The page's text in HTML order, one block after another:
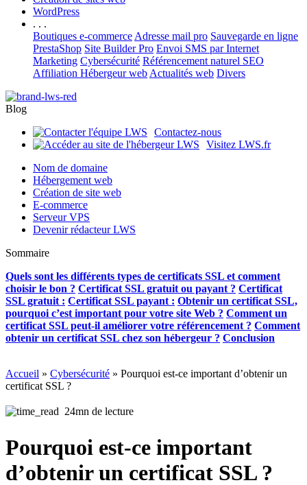
WordPress
. . .
Boutiques e-commerce Adresse mail pro Sauvegarde en ligne
PrestaShop Site Builder Pro Envoi SMS par Internet
Marketing Cybersécurité Référencement naturel SEO
Affiliation Hébergeur web Actualités web Divers
Blog
Contactez-nous
Visitez LWS.fr
Nom de domaine
Hébergement web
Création de site web
E-commerce
Serveur VPS
Devenir rédacteur LWS
Sommaire
Quels sont les différents types de certificats SSL et comment
choisir le bon ? Certificat SSL gratuit ou payant ? Certificat
SSL gratuit : Certificat SSL payant : Obtenir un certificat SSL,
pourquoi c’est important pour votre site Web ? Comment un
certificat SSL peut-il améliorer votre référencement ? Comment
obtenir un certificat SSL chez son hébergeur ? Conclusion
Accueil » Cybersécurité » Pourquoi est-ce important d’obtenir un
certificat SSL ?
24mn de lecture
Pourquoi est-ce important
d’obtenir un certificat SSL ?